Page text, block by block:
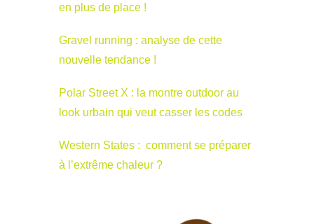
en plus de place !
Gravel running : analyse de cette
nouvelle tendance !
Polar Street X : la montre outdoor au
look urbain qui veut casser les codes
Western States : comment se préparer
à l’extrême chaleur ?